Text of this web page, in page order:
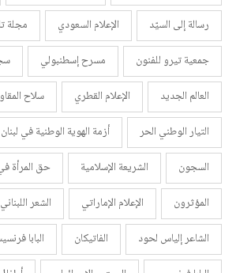
رسالة إلى السيّد
الإعلام السعودي
مجلة
جمعية تيرو للفنون
مسرح إسطنبولي
العالم الجديد
الإعلام القطري
سلاح
التيار الوطني الحر
أزمة الهوية الوطنية في لبنان
السجون
الشريعة الإسلامية
حق المرأة
المؤثرون
الإعلام الإماراتي
الشعر اللبناني
الشاعر إلياس لحود
الفاتيكان البابا